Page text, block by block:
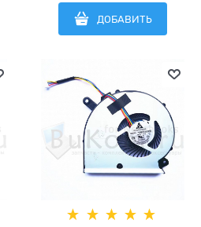
NS75С06-20K22 20K20 80W
(4pin) М75720-001, М75722-
001, М75723-001, M75727-001
ДОБАВИТЬ